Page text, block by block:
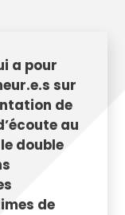
a pour
sur
de
au
double
de